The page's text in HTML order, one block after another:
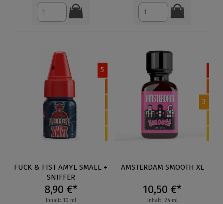
5
FUCK & FIST AMYL SMALL +
SNIFFER
8,90 €*
Inhalt: 10 ml
3
AMSTERDAM SMOOTH XL
10,50 €*
Inhalt: 24 ml